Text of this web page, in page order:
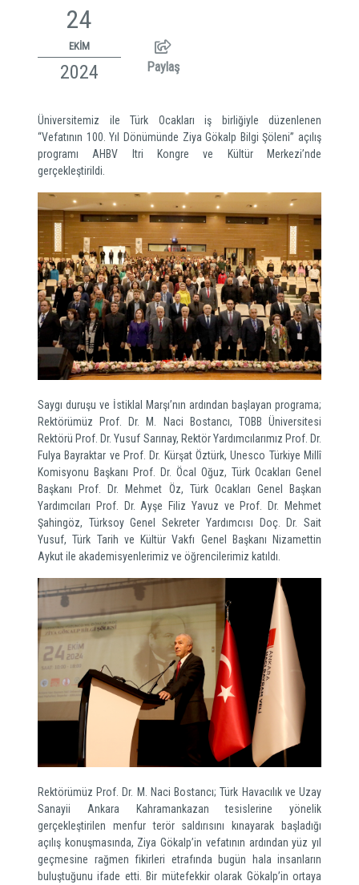
24
EKİM
2024 Paylaş
Üniversitemiz ile Türk Ocakları iş birliğiyle düzenlenen
“Vefatının 100. Yıl Dönümünde Ziya Gökalp Bilgi Şöleni” açılış
programı AHBV Itri Kongre ve Kültür Merkezi’nde
gerçekleştirildi.
Saygı duruşu ve İstiklal Marşı’nın ardından başlayan programa;
Rektörümüz Prof. Dr. M. Naci Bostancı, TOBB Üniversitesi
Rektörü Prof. Dr. Yusuf Sarınay, Rektör Yardımcılarımız Prof. Dr.
Fulya Bayraktar ve Prof. Dr. Kürşat Öztürk, Unesco Türkiye Millî
Komisyonu Başkanı Prof. Dr. Öcal Oğuz, Türk Ocakları Genel
Başkanı Prof. Dr. Mehmet Öz, Türk Ocakları Genel Başkan
Yardımcıları Prof. Dr. Ayşe Filiz Yavuz ve Prof. Dr. Mehmet
Şahingöz, Türksoy Genel Sekreter Yardımcısı Doç. Dr. Sait
Yusuf, Türk Tarih ve Kültür Vakfı Genel Başkanı Nizamettin
Aykut ile akademisyenlerimiz ve öğrencilerimiz katıldı.
Rektörümüz Prof. Dr. M. Naci Bostancı; Türk Havacılık ve Uzay
Sanayii Ankara Kahramankazan tesislerine yönelik
gerçekleştirilen menfur terör saldırısını kınayarak başladığı
açılış konuşmasında, Ziya Gökalp’in vefatının ardından yüz yıl
geçmesine rağmen fikirleri etrafında bugün hala insanların
buluştuğunu ifade etti. Bir mütefekkir olarak Gökalp’in ortaya